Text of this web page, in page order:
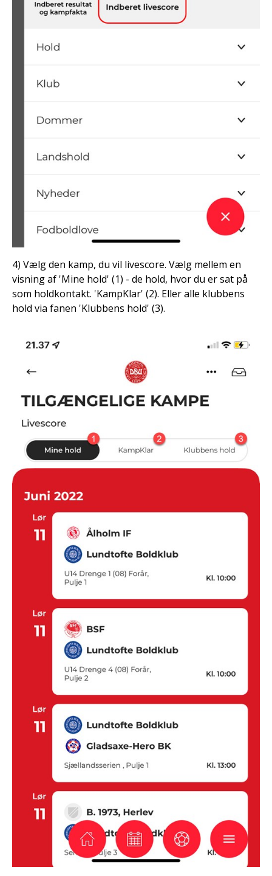
4) Vælg den kamp, du vil livescore. Vælg mellem en
visning af 'Mine hold' (1) - de hold, hvor du er sat på
som holdkontakt. 'KampKlar' (2). Eller alle klubbens
hold via fanen 'Klubbens hold' (3).